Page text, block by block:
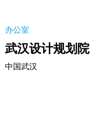
办公室
武汉设计规划院
中国武汉